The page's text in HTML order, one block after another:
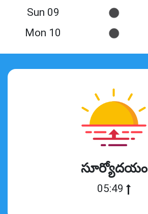
Sun 09
Mon 10
సూర్యోదయం
05:49